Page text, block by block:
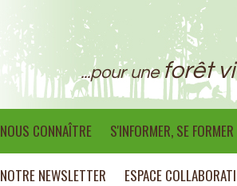
...pour uneforêt
NOUS CONNAÎTRE S'INFORMER, SE FORMER
NOTRE NEWSLETTER ESPACE